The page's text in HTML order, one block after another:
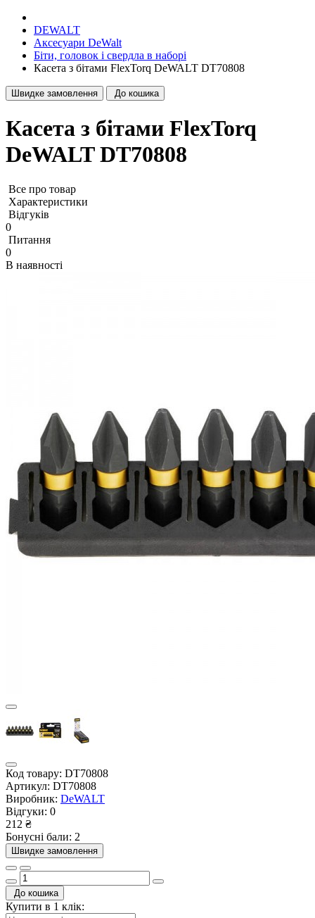
DEWALT
Аксесуари DeWalt
Біти, головок і свердла в наборі
Касета з бітами FlexTorq DeWALT DT70808
Швидке замовлення До кошика
Касета з бітами FlexTorq
DeWALT DT70808
Все про товар
Характеристики
Відгуків
0
Питання
0
В наявності
Код товару: DT70808
Артикул: DT70808
Виробник: DeWALT
Відгуки: 0
212 ₴
Бонусні бали: 2
Швидке замовлення
До кошика
Купити в 1 клік: